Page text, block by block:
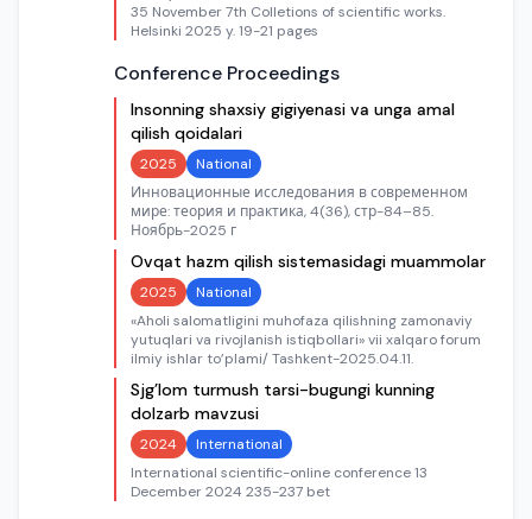
35 November 7th Colletions of scientific works.
Helsinki 2025 y. 19-21 pages
Conference Proceedings
Insonning shaxsiy gigiyenasi va unga amal
qilish qoidalari
2025
National
Инновационные исследования в современном
мире: теория и практика, 4(36), стр-84–85.
Ноябрь-2025 г
Ovqat hazm qilish sistemasidagi muammolar
2025
National
«Aholi salomatligini muhofaza qilishning zamonaviy
yutuqlari va rivojlanish istiqbollari» vii xalqaro forum
ilmiy ishlar to’plami/ Tashkent-2025.04.11.
Sjg’lom turmush tarsi-bugungi kunning
dolzarb mavzusi
2024
International
International scientific-online conference 13
December 2024 235-237 bet